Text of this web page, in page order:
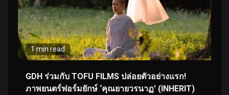
1 min read
GDH ร่วมกับ TOFU FILMS ปล่อยตัวอย่างแรก!
ภาพยนตร์ฟอร์มยักษ์ ‘คุณยายวรนาฏ’ (INHERIT)